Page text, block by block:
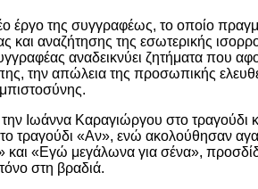
έργο της συγγραφέως, το οποίο
και αναζήτησης της εσωτερικής
αναδεικνύει ζητήματα που
την απώλεια της προσωπικής
Ιωάννα Καραγιώργου στο τραγούδι
τραγούδι «Αν», ενώ ακολούθησαν
«Εγώ μεγάλωνα για σένα»,
τόνο στη βραδιά.